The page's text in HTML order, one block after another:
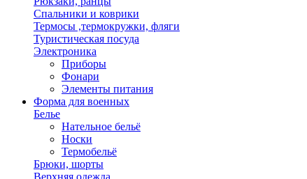
Спальники и коврики
Термосы ,термокружки, фляги
Туристическая посуда
Электроника
Приборы
Фонари
Элементы питания
Форма для военных
Белье
Нательное бельё
Носки
Термобельё
Брюки, шорты
Верхняя одежда